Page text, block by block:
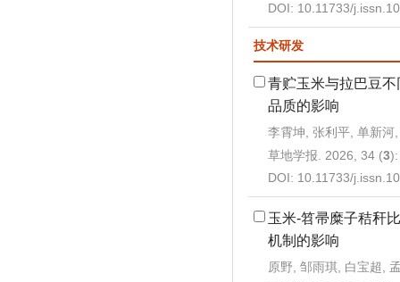
DOI: 10.11733/
技术研发
青贮玉米与拉巴豆
品质的影响
李霄坤, 张利平, 单新河
草地学报. 2026, 34 (3
DOI: 10.11733/
玉米-笤帚糜子秸秆
机制的影响
原野, 邹雨琪, 白宝超,